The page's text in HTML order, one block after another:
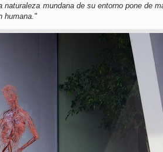
mundana de su entorno pone de
humana."